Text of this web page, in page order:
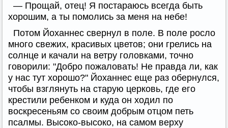
— Прощай, отец! Я постараюсь всегда быть
хорошим, а ты помолись за меня на небе!
Потом Йоханнес свернул в поле. В поле росло
много свежих, красивых цветов; они грелись на
солнце и качали на ветру головками, точно
говорили: "Добро пожаловать! Не правда ли, как
у нас тут хорошо?" Йоханнес еще раз обернулся,
чтобы взглянуть на старую церковь, где его
крестили ребенком и куда он ходил по
воскресеньям со своим добрым отцом петь
псалмы. Высоко-высоко, на самом верху